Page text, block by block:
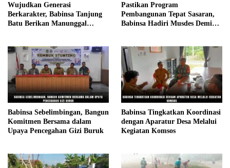
Wujudkan Generasi
Berkarakter, Babinsa Tanjung
Batu Berikan Manunggal
Pastikan Program
Pembangunan Tepat Sasaran,
Babinsa Hadiri Musdes Demi
Babinsa Sebelimbingan, Bangun
Komitmen Bersama dalam
Upaya Pencegahan Gizi Buruk
Babinsa Tingkatkan Koordinasi
dengan Aparatur Desa Melalui
Kegiatan Komsos